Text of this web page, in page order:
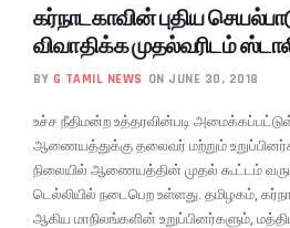
கர்நாடகாவின் புதிய
விவாதிக்க முதல்வரிடம்
BY G TAMIL NEWS ON JUNE 30, 2018
உச்ச நீதிமன்ற உத்தரவின்படி
ஆணையத்துக்கு தலைவர் மற்றும்
நிலையில் ஆணையத்தின் முதல் கூட்டம்
டெல்லியில் நடைபெற உள்ளது. தமிழகம்,
ஆகிய மாநிலங்களின் உறுப்பினர்களும், மத்திய